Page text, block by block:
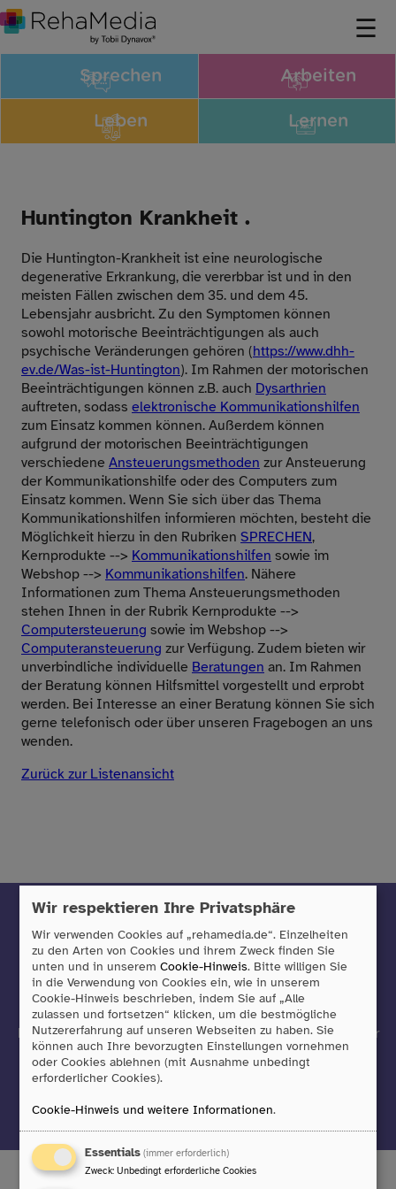
Huntington Krankheit .
Die Huntington-Krankheit ist eine neurologische
degenerative Erkrankung, die vererbbar ist und in den
meisten Fällen zwischen dem 35. und dem 45.
Lebensjahr ausbricht. Zu den Symptomen können
sowohl motorische Beeinträchtigungen als auch
psychische Veränderungen gehören (https://www.dhh-
ev.de/Was-ist-Huntington). Im Rahmen der motorischen
Beeinträchtigungen können z.B. auch Dysarthrien
auftreten, sodass elektronische Kommunikationshilfen
zum Einsatz kommen können. Außerdem können
aufgrund der motorischen Beeinträchtigungen
verschiedene Ansteuerungsmethoden zur Ansteuerung
der Kommunikationshilfe oder des Computers zum
Einsatz kommen. Wenn Sie sich über das Thema
Kommunikationshilfen informieren möchten, besteht die
Möglichkeit hierzu in den Rubriken SPRECHEN,
Kernprodukte --> Kommunikationshilfen sowie im
Webshop --> Kommunikationshilfen. Nähere
Informationen zum Thema Ansteuerungsmethoden
stehen Ihnen in der Rubrik Kernprodukte -->
Computersteuerung sowie im Webshop -->
Computeransteuerung zur Verfügung. Zudem bieten wir
unverbindliche individuelle Beratungen an. Im Rahmen
der Beratung können Hilfsmittel vorgestellt und erprobt
werden. Bei Interesse an einer Beratung können Sie sich
gerne telefonisch oder über unseren Fragebogen an uns
wenden.
Zurück zur Listenansicht
Mit unserem Newsletter sind Sie
immer auf dem neuesten Stand
Sie möchten über neue Produkte informiert werden oder
einfach immer auf dem neuesten Stand sein?
Dann freuen wir uns, wenn Sie sich zu unserem Newsletter
anmelden!
Sprechen Arbeiten
Leben Lernen
Wir respektieren Ihre Privatsphäre
Wir verwenden Cookies auf „rehamedia.de“. Einzelheiten
zu den Arten von Cookies und ihrem Zweck finden Sie
unten und in unseremCookie-Hinweis. Bitte willigen Sie
in die Verwendung von Cookies ein, wie in unserem
Cookie-Hinweis beschrieben, indem Sie auf „Alle
zulassen und fortsetzen“ klicken, um die bestmögliche
Nutzererfahrung auf unseren Webseiten zu haben. Sie
können auch Ihre bevorzugten Einstellungen vornehmen
oder Cookies ablehnen (mit Ausnahme unbedingt
erforderlicher Cookies).
Cookie-Hinweis und weitere Informationen.
Essentials (immer erforderlich)
Zweck: Unbedingt erforderliche Cookies